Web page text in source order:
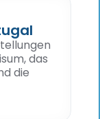
das
die